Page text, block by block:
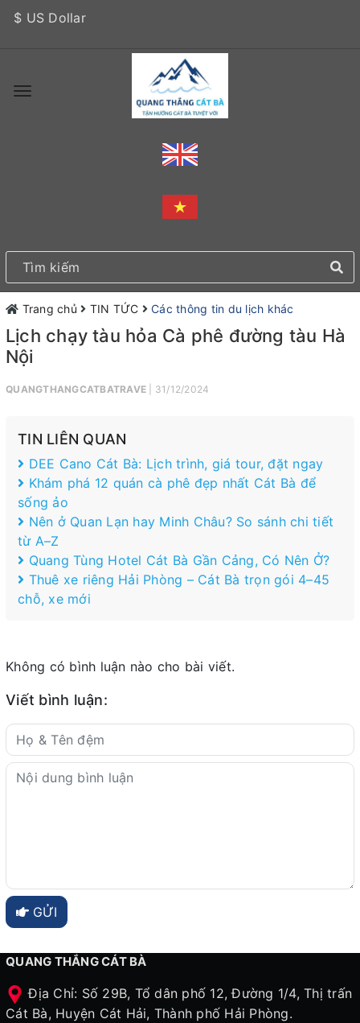
$ US Dollar
Trang chủ TIN TỨC Các thông tin du lịch khác
Lịch chạy tàu hỏa Cà phê đường tàu Hà
Nội
QUANGTHANGCATBATRAVE | 31/12/2024
TIN LIÊN QUAN
DEE Cano Cát Bà: Lịch trình, giá tour, đặt ngay
Khám phá 12 quán cà phê đẹp nhất Cát Bà để
sống ảo
Nên ở Quan Lạn hay Minh Châu? So sánh chi tiết
từ A–Z
Quang Tùng Hotel Cát Bà Gần Cảng, Có Nên Ở?
Thuê xe riêng Hải Phòng – Cát Bà trọn gói 4–45
chỗ, xe mới
Không có bình luận nào cho bài viết.
Viết bình luận:
GỬI
QUANG THẮNG CÁT BÀ
Địa Chỉ: Số 29B, Tổ dân phố 12, Đường 1/4, Thị trấn
Cát Bà, Huyện Cát Hải, Thành phố Hải Phòng.